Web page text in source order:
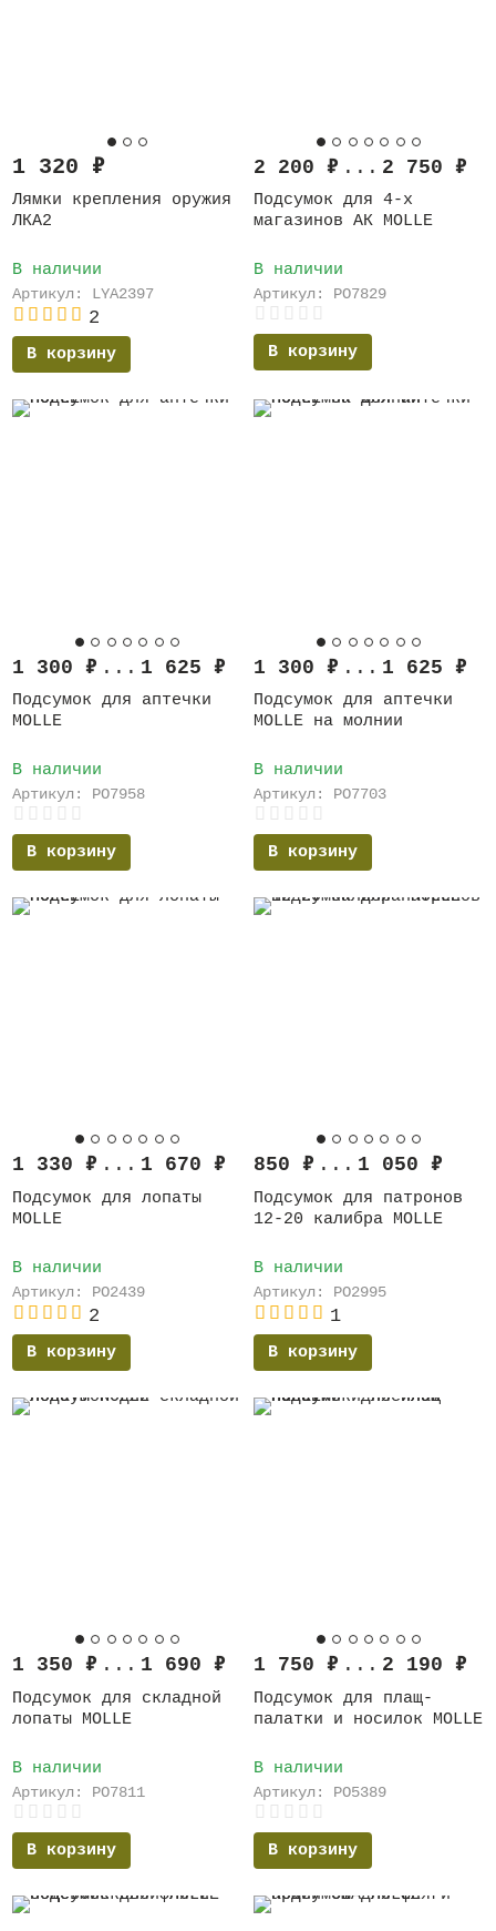
1 320 ₽
Лямки крепления оружия
ЛКА2
В наличии
Артикул: LYA2397
2
В корзину
2 200 ₽ ... 2 750 ₽
Подсумок для 4-х
магазинов АК MOLLE
В наличии
Артикул: PO7829
В корзину
1 300 ₽ ... 1 625 ₽
Подсумок для аптечки
MOLLE
В наличии
Артикул: PO7958
В корзину
1 300 ₽ ... 1 625 ₽
Подсумок для аптечки
MOLLE на молнии
В наличии
Артикул: PO7703
В корзину
1 330 ₽ ... 1 670 ₽
Подсумок для лопаты
MOLLE
В наличии
Артикул: PO2439
2
В корзину
850 ₽ ... 1 050 ₽
Подсумок для патронов
12-20 калибра MOLLE
В наличии
Артикул: PO2995
1
В корзину
1 350 ₽ ... 1 690 ₽
Подсумок для складной
лопаты MOLLE
В наличии
Артикул: PO7811
В корзину
1 750 ₽ ... 2 190 ₽
Подсумок для плащ-
палатки и носилок MOLLE
В наличии
Артикул: PO5389
В корзину